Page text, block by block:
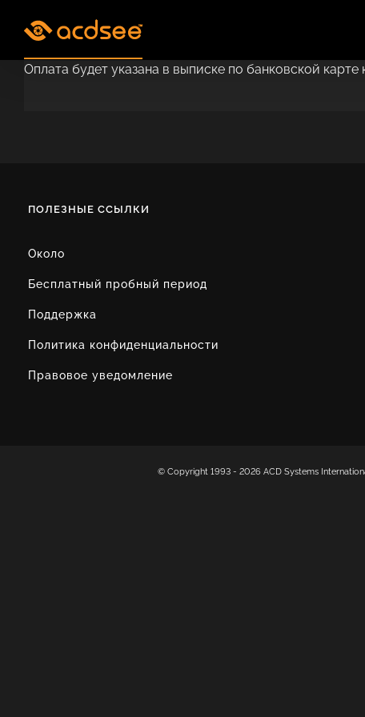
Оплата будет указана в выписке по банковской карте
ПОЛЕЗНЫЕ ССЫЛКИ
Около
Бесплатный пробный период
Поддержка
Политика конфиденциальности
Правовое уведомление
© Copyright 1993 - 2026 ACD Systems